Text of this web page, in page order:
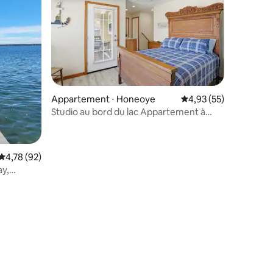
moyenne sur la base de 92 commentaires : 4,78 sur 5
4,78 (92)
Appartement ⋅ Honeoye Évaluation moyenne
4,93 (55)
Studio au bord du lac Appartement à